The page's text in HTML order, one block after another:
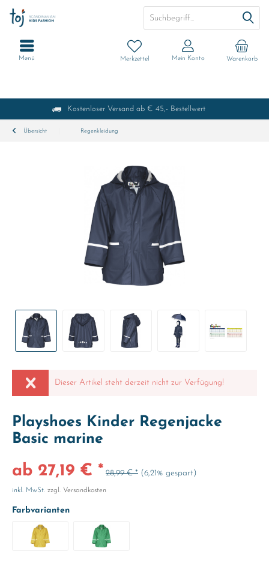
Kostenloser Versand ab € 45,- Bestellwert
Warenkorb
Merkzettel Mein Konto
Menü
Übersicht Regenkleidung
Dieser Artikel steht derzeit nicht zur Verfügung!
Playshoes Kinder Regenjacke
Basic marine
ab 27,19 € * 28,99 € * (6,21% gespart)
inkl. MwSt. zzgl. Versandkosten
Farbvarianten